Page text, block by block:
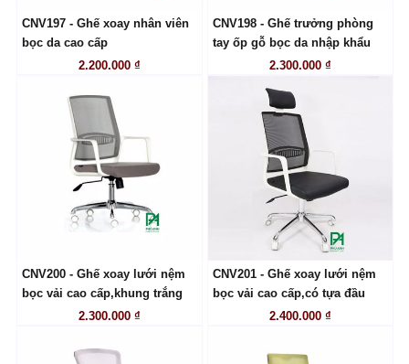
LIÊN HỆ
CNV197 - Ghế xoay nhân viên
bọc da cao cấp
2.200.000 ₫
LIÊN HỆ
CNV198 - Ghế trưởng phòng
tay ốp gỗ bọc da nhập khẩu
2.300.000 ₫
LIÊN HỆ
CNV200 - Ghế xoay lưới nệm
bọc vải cao cấp,khung trắng
2.300.000 ₫
LIÊN HỆ
CNV201 - Ghế xoay lưới nệm
bọc vải cao cấp,có tựa đầu
2.400.000 ₫